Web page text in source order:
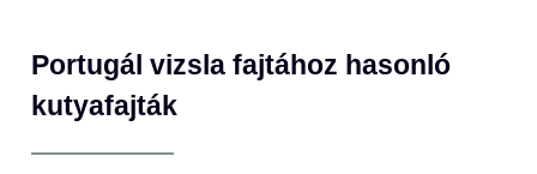
Portugál vizsla fajtához hasonló
kutyafajták